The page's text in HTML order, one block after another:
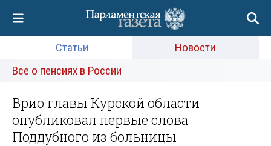
Статьи
Новости
Все о пенсиях в России
Врио главы Курской области
опубликовал первые слова
Поддубного из больницы